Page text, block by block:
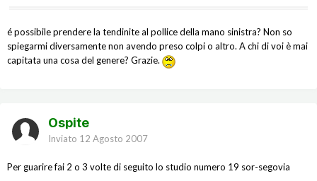
é possibile prendere la tendinite al pollice della mano sinistra? Non so
spiegarmi diversamente non avendo preso colpi o altro. A chi di voi è mai
capitata una cosa del genere? Grazie.
Ospite
Inviato 12 Agosto 2007
Per guarire fai 2 o 3 volte di seguito lo studio numero 19 sor-segovia